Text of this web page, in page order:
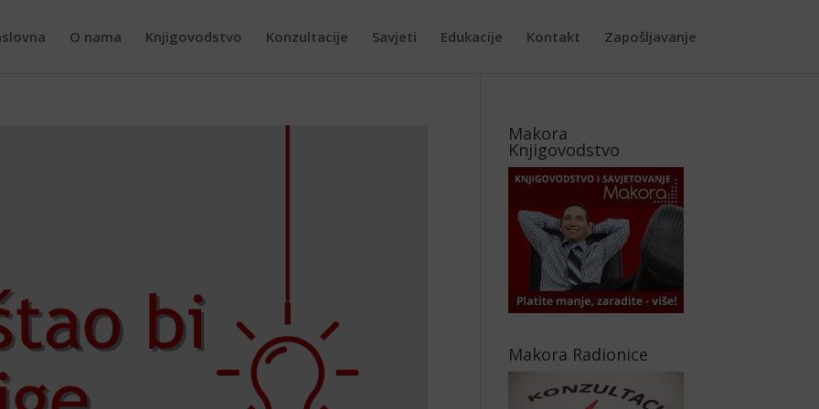
O nama Knjigovodstvo Konzultacije Savjeti Edukacije Kontakt Zapošljavanje
Makora
Knjigovodstvo
Makora Radionice